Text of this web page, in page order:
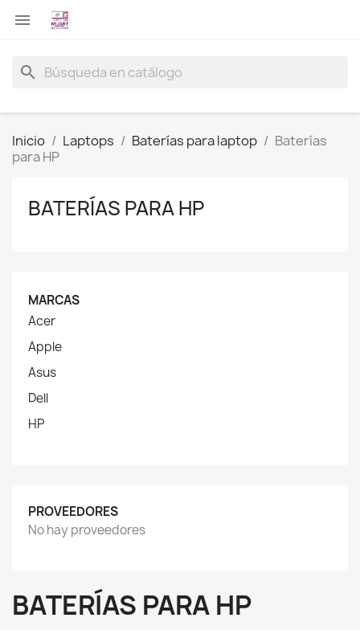

search
Inicio Laptops Baterías para laptop
Baterías
para HP
BATERÍAS PARA HP
MARCAS
Acer
Apple
Asus
Dell
HP
PROVEEDORES
No hay proveedores
BATERÍAS PARA HP